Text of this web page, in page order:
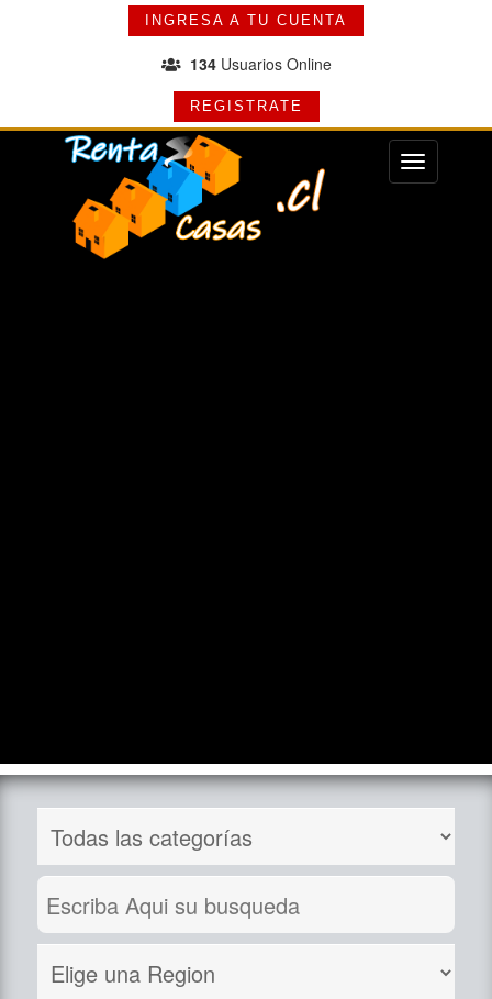
INGRESA A TU CUENTA
134Usuarios Online
REGISTRATE
Menu